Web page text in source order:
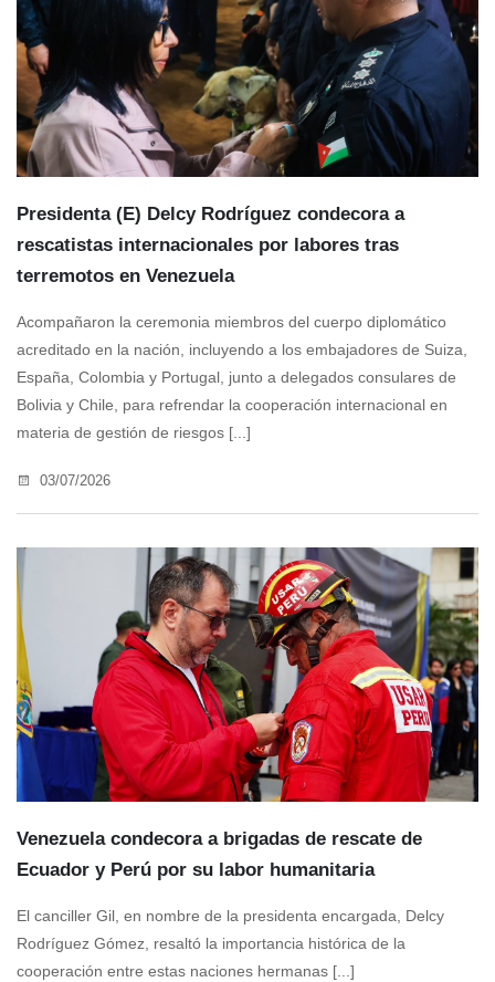
Presidenta (E) Delcy Rodríguez condecora a
rescatistas internacionales por labores tras
terremotos en Venezuela
Acompañaron la ceremonia miembros del cuerpo diplomático
acreditado en la nación, incluyendo a los embajadores de Suiza,
España, Colombia y Portugal, junto a delegados consulares de
Bolivia y Chile, para refrendar la cooperación internacional en
materia de gestión de riesgos [...]
03/07/2026
Venezuela condecora a brigadas de rescate de
Ecuador y Perú por su labor humanitaria
El canciller Gil, en nombre de la presidenta encargada, Delcy
Rodríguez Gómez, resaltó la importancia histórica de la
cooperación entre estas naciones hermanas [...]